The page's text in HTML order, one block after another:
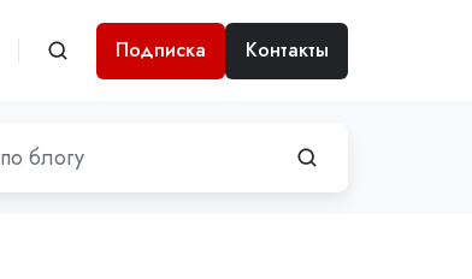
Подписка Контакты